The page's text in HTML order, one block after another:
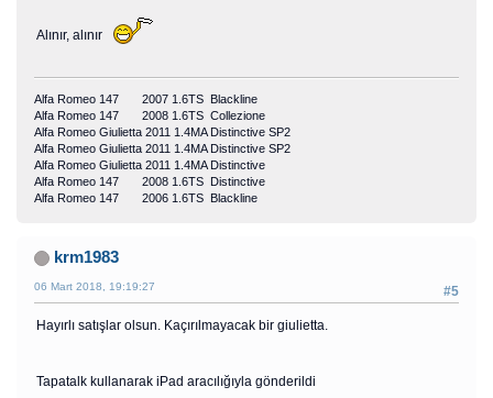
Alınır, alınır
Alfa Romeo 147 2007 1.6TS Blackline
Alfa Romeo 147 2008 1.6TS Collezione
Alfa Romeo Giulietta 2011 1.4MA Distinctive SP2
Alfa Romeo Giulietta 2011 1.4MA Distinctive SP2
Alfa Romeo Giulietta 2011 1.4MA Distinctive
Alfa Romeo 147 2008 1.6TS Distinctive
Alfa Romeo 147 2006 1.6TS Blackline
krm1983
#5
06 Mart 2018, 19:19:27
Hayırlı satışlar olsun. Kaçırılmayacak bir giulietta.
Tapatalk kullanarak iPad aracılığıyla gönderildi